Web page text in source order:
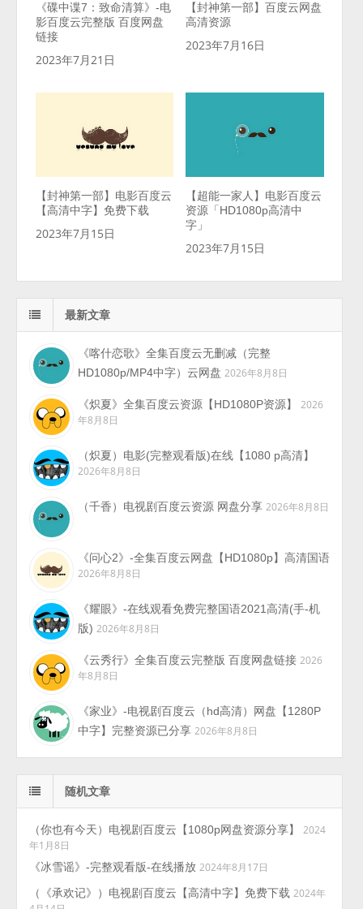
《碟中谍7：致命清算》-电
影百度云完整版 百度网盘
链接
2023年7月21日
【封神第一部】百度云网盘
高清资源
2023年7月16日
【封神第一部】电影百度云
【高清中字】免费下载
2023年7月15日
【超能一家人】电影百度云
资源「HD1080p高清中
字」
2023年7月15日
最新文章
《喀什恋歌》全集百度云无删减（完整
HD1080p/MP4中字）云网盘 2026年8月8日
《炽夏》全集百度云资源【HD1080P资源】
2026
年8月8日
（炽夏）电影(完整观看版)在线【1080 p高清】
2026年8月8日
（千香）电视剧百度云资源 网盘分享 2026年8月8日
《问心2》-全集百度云网盘【HD1080p】高清国语
2026年8月8日
《耀眼》-在线观看免费完整国语2021高清(手-机
版) 2026年8月8日
《云秀行》全集百度云完整版 百度网盘链接 2026
年8月8日
《家业》-电视剧百度云（hd高清）网盘【1280P
中字】完整资源已分享 2026年8月8日
随机文章
（你也有今天）电视剧百度云【1080p网盘资源分享】
2024
年1月8日
《冰雪谣》-完整观看版-在线播放 2024年8月17日
（《承欢记》）电视剧百度云【高清中字】免费下载 2024年